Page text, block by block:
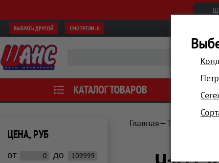
ВЫБРАТЬ ДРУГОЙ СМОТРЕЛИ:0
КАТАЛОГ ТОВАРОВ АКЦИИ
ЦЕНА, РУБ
от до
Главная Техника для